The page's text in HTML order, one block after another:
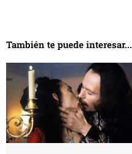
También te puede interesar...